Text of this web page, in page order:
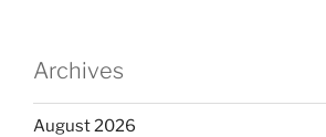
Archives
August 2026